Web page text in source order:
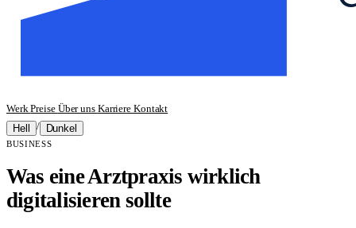
WerkPreise Über uns Karriere Kontakt
Hell
/ Dunkel
BUSINESS
Was eine Arztpraxis wirklich
digitalisieren sollte